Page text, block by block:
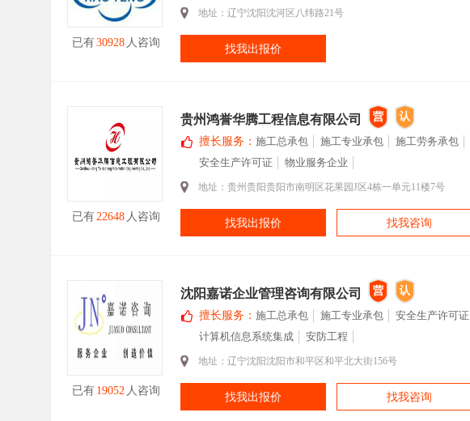
已有30928 人咨询
地址：辽宁沈阳沈河区八纬路21号
找我出报价
已有22648 人咨询
贵州鸿誉华腾工程信息有限公司
擅长服务： 施工总承包 施工专业承包 施工劳务承包
安全生产许可证
物业服务企业
地址：贵州贵阳贵阳市南明区花果园J区4栋一单元11楼7号
找我出报价 找我咨询
已有 19052 人咨询
沈阳嘉诺企业管理咨询有限公司
擅长服务： 施工总承包 施工专业承包 安全生产许可证
计算机信息系统集成
安防工程
地址：辽宁沈阳沈阳市和平区和平北大街156号
找我出报价 找我咨询